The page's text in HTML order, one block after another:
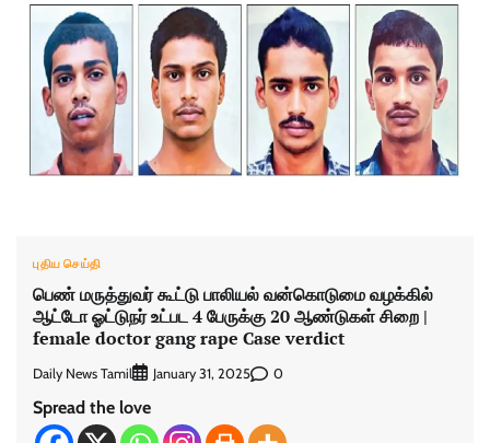
புதிய செய்தி
பெண் மருத்துவர் கூட்டு பாலியல் வன்கொடுமை வழக்கில்
ஆட்டோ ஓட்டுநர் உட்பட 4 பேருக்கு 20 ஆண்டுகள் சிறை |
female doctor gang rape Case verdict
Daily News Tamil January 31, 2025 0
Spread the love